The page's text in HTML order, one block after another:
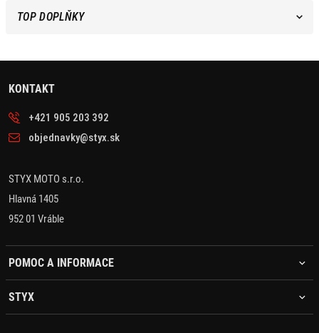
TOP DOPLŇKY
KONTAKT
+421 905 203 392
objednavky@styx.sk
STYX MOTO s.r.o.
Hlavná 1405
952 01 Vráble
POMOC A INFORMACE
STYX